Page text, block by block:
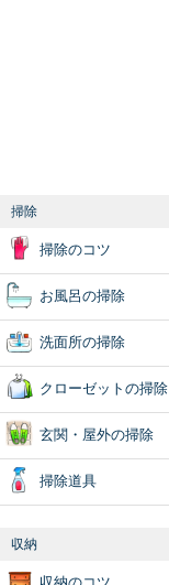
掃除
掃除のコツ
お風呂の掃除
洗面所の掃除
クローゼットの掃除
玄関・屋外の掃除
掃除道具
収納